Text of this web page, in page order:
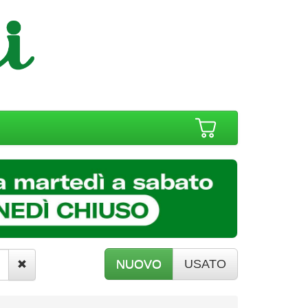
NUOVO USATO